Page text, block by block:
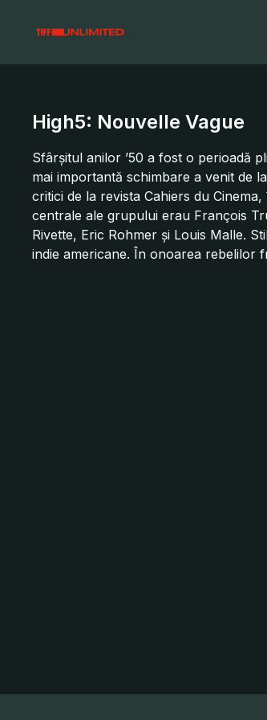
High5: Nouvelle Vague
Sfârșitul anilor ’50 a fost o perioadă
mai importantă schimbare a venit de
critici de la revista Cahiers du
centrale ale grupului erau François
Rivette, Eric Rohmer şi Louis Malle.
indie americane. În onoarea rebelilor